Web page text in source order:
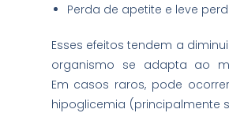
Perda de apetite e leve
Esses efeitos tendem a
organismo se adapta ao
Em casos raros, pode
hipoglicemia (principalmente